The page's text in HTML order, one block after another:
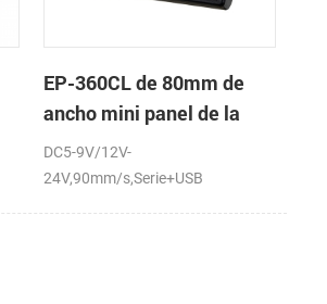
EP-360CL de 80mm de
ancho mini panel de la
impresora térmica con
auto-cortador
DC5-9V/12V-
24V,90mm/s,Serie+USB